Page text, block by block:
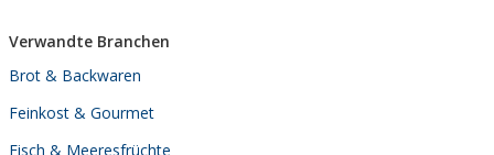
Verwandte Branchen
Brot & Backwaren
Feinkost & Gourmet
Fisch & Meeresfrüchte